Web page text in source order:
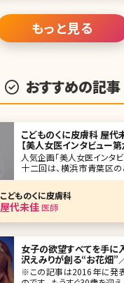
う疑問に、費用面など
もっと見る
おすすめの記事
こどものくに皮膚科 屋代
【美人女医インタビュー
回】
人気企画「美人女医インタ
十二回は、横浜市青葉区の
に皮膚科の屋代未佳（やし
生です。 2000年開院の「こどものくに
皮膚科」は、地域に密着し
年多くの患者さんに愛されて
皮膚科専門医で、美肌が印
こどものくに皮膚科
屋代未佳医師
女子の欲望すべてを手に
沢えみりが創る“お花畑”
や
※この記事は2016年に発